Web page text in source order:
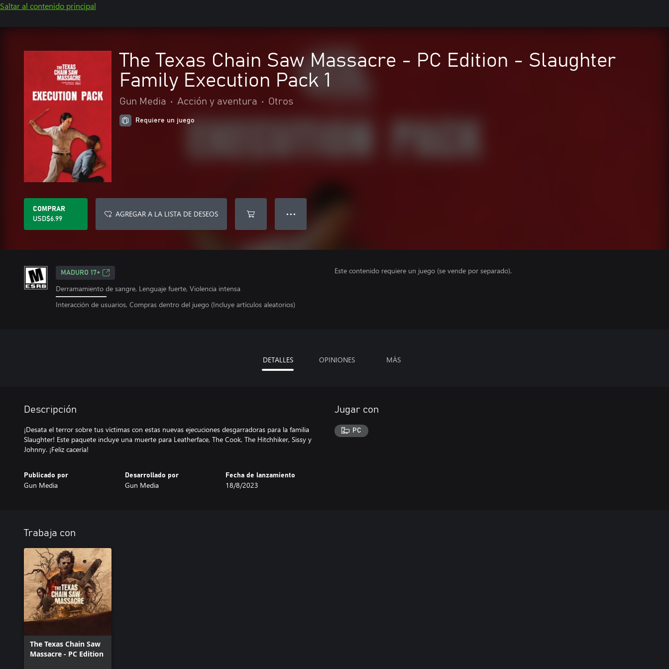
Saltar al contenido principal
The Texas Chain Saw Massacre - PC Edition - Slaughter
Family Execution Pack 1
Gun Media • Acción y aventura • Otros
Requiere un juego
COMPRAR
USD$6.99
AGREGAR A LA LISTA DE DESEOS ● ● ●
MADURO 17+
Derramamiento de sangre, Lenguaje fuerte, Violencia intensa
Interacción de usuarios, Compras dentro del juego (Incluye artículos aleatorios)
Este contenido requiere un juego (se vende por separado).
DETALLES OPINIONES MÁS
Descripción
¡Desata el terror sobre tus víctimas con estas nuevas ejecuciones desgarradoras para la familia
Slaughter! Este paquete incluye una muerte para Leatherface, The Cook, The Hitchhiker, Sissy y
Johnny. ¡Feliz cacería!
Publicado por
Gun Media
Desarrollado por
Gun Media
Fecha de lanzamiento
18/8/2023
Jugar con
PC
Trabaja con
The Texas Chain Saw
Massacre - PC Edition